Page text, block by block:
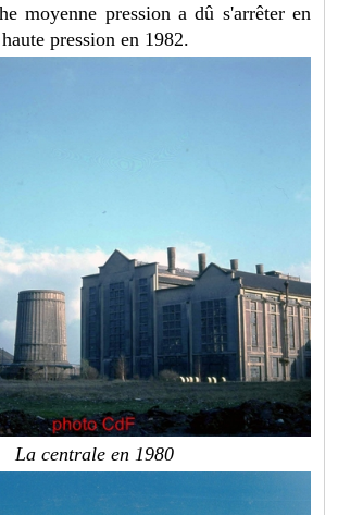
moyenne pression a dû s'arrêter en
pression en 1982.
La centrale en 1980